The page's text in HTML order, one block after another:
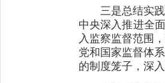
三是总结实
中央深入推进全
入监察监督范围
党和国家监督体
的制度笼子，深